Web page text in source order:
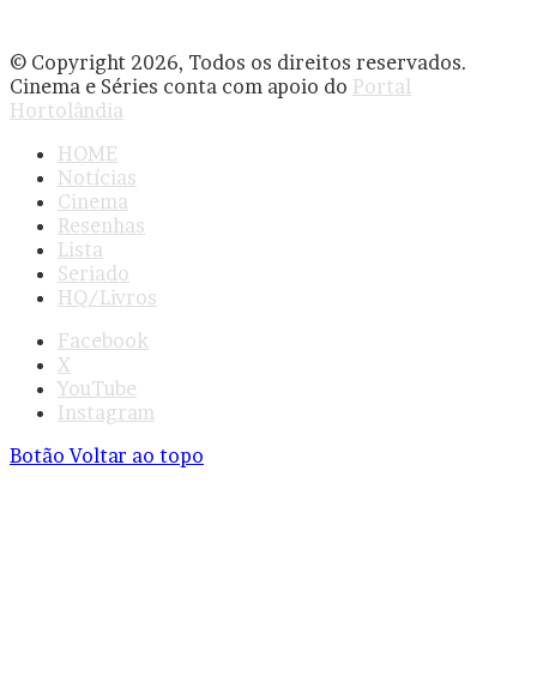
© Copyright 2026, Todos os direitos reservados.
Cinema e Séries conta com apoio do Portal
Hortolândia
HOME
Notícias
Cinema
Resenhas
Lista
Seriado
HQ/Livros
Facebook
X
YouTube
Instagram
Botão Voltar ao topo